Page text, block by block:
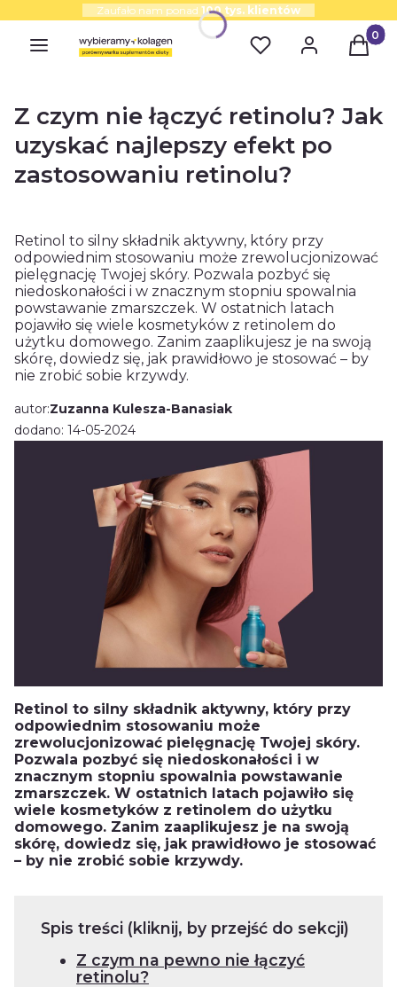
Zaufało nam ponad 100 tys. klientów
Z czym nie łączyć retinolu? Jak
uzyskać najlepszy efekt po
zastosowaniu retinolu?
Retinol to silny składnik aktywny, który przy
odpowiednim stosowaniu może zrewolucjonizować
pielęgnację Twojej skóry. Pozwala pozbyć się
niedoskonałości i w znacznym stopniu spowalnia
powstawanie zmarszczek. W ostatnich latach
pojawiło się wiele kosmetyków z retinolem do
użytku domowego. Zanim zaaplikujesz je na swoją
skórę, dowiedz się, jak prawidłowo je stosować – by
nie zrobić sobie krzywdy.
autor:Zuzanna Kulesza-Banasiak
dodano: 14-05-2024
Retinol to silny składnik aktywny, który przy
odpowiednim stosowaniu może
zrewolucjonizować pielęgnację Twojej skóry.
Pozwala pozbyć się niedoskonałości i w
znacznym stopniu spowalnia powstawanie
zmarszczek. W ostatnich latach pojawiło się
wiele kosmetyków z retinolem do użytku
domowego. Zanim zaaplikujesz je na swoją
skórę, dowiedz się, jak prawidłowo je stosować
– by nie zrobić sobie krzywdy.
Spis treści (kliknij, by przejść do sekcji)
Z czym na pewno nie łączyć
retinolu?